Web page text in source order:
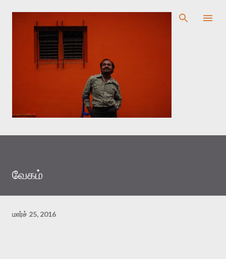
முதன்மை உள்ளடக்கத்திற்குச் செல்
வேகம்
மார்ச் 25, 2016